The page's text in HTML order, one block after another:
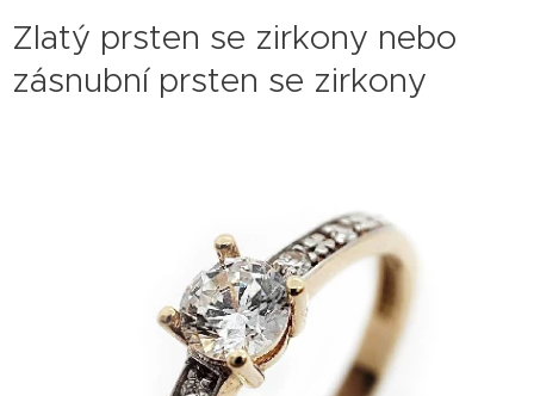
Zlatý prsten se zirkony nebo
zásnubní prsten se zirkony